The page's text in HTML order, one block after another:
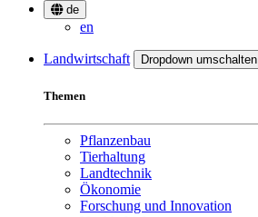
de
en
Landwirtschaft Dropdown umschalten
Themen
Pflanzenbau
Tierhaltung
Landtechnik
Ökonomie
Forschung und Innovation